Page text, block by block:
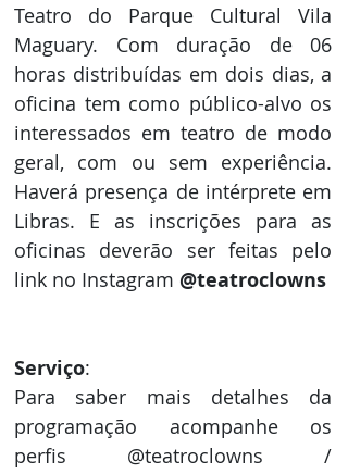
Teatro do Parque Cultural Vila
Maguary. Com duração de 06
horas distribuídas em dois dias, a
oficina tem como público-alvo os
interessados em teatro de modo
geral, com ou sem experiência.
Haverá presença de intérprete em
Libras. E as inscrições para as
oficinas deverão ser feitas pelo
link no Instagram @teatroclowns
Serviço:
Para saber mais detalhes da
programação acompanhe os
perfis @teatroclowns /